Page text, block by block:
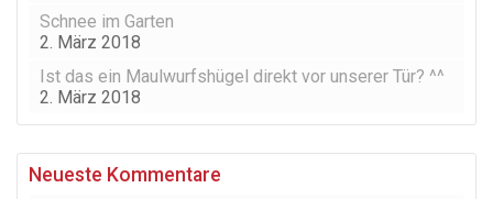
Schnee im Garten
2. März 2018
Ist das ein Maulwurfshügel direkt vor unserer Tür? ^^
2. März 2018
Neueste Kommentare